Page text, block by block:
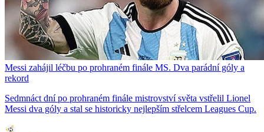
Messi zahájil léčbu po prohraném finále MS. Dva parádní góly a
rekord
Sedmnáct dní po prohraném finále mistrovství světa vstřelil Lionel
Messi dva góly a stal se historicky nejlepším střelcem Leagues Cup.